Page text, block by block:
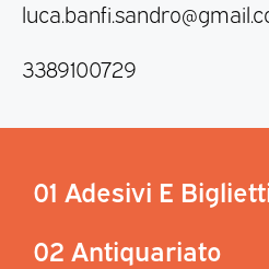
3389100729
01 Adesivi E
02 Antiquariato